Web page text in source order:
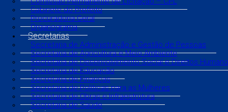
Gabinete do Prefeito
Procuradoria Geral
Organograma
Secretarias
Secretaria de Administração e Gestão de Pessoas
Secretaria de Agricultura e Meio Ambiente
Secretaria de Desenvolvimento Social e Direitos
Secretaria de Educação
Secretaria de Finanças
Secretaria de Políticas para as Mulheres
Secretaria de Obras e Infraestrutura
Secretaria de Saúde